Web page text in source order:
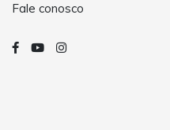
Fale conosco